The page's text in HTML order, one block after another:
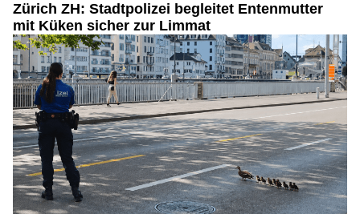
Zürich ZH: Stadtpolizei begleitet Entenmutter
mit Küken sicher zur Limmat